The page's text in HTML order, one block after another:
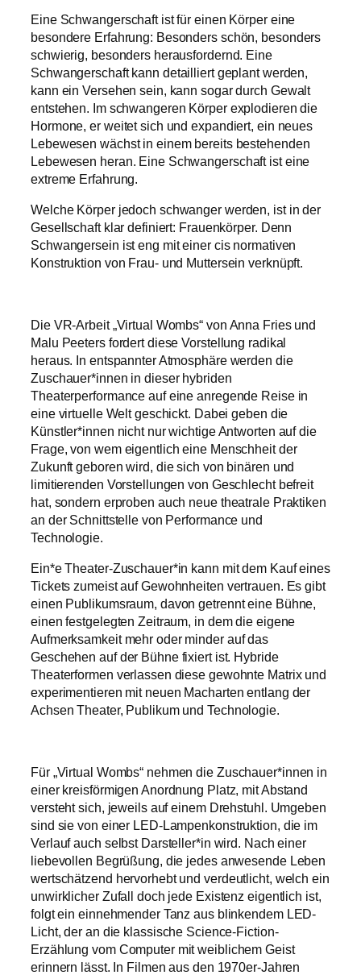
Eine Schwangerschaft ist für einen Körper eine
besondere Erfahrung: Besonders schön, besonders
schwierig, besonders herausfordernd. Eine
Schwangerschaft kann detailliert geplant werden,
kann ein Versehen sein, kann sogar durch Gewalt
entstehen. Im schwangeren Körper explodieren die
Hormone, er weitet sich und expandiert, ein neues
Lebewesen wächst in einem bereits bestehenden
Lebewesen heran. Eine Schwangerschaft ist eine
extreme Erfahrung.
Welche Körper jedoch schwanger werden, ist in der
Gesellschaft klar definiert: Frauenkörper. Denn
Schwangersein ist eng mit einer cis normativen
Konstruktion von Frau- und Muttersein verknüpft.
Die VR-Arbeit „Virtual Wombs“ von Anna Fries und
Malu Peeters fordert diese Vorstellung radikal
heraus. In entspannter Atmosphäre werden die
Zuschauer*innen in dieser hybriden
Theaterperformance auf eine anregende Reise in
eine virtuelle Welt geschickt. Dabei geben die
Künstler*innen nicht nur wichtige Antworten auf die
Frage, von wem eigentlich eine Menschheit der
Zukunft geboren wird, die sich von binären und
limitierenden Vorstellungen von Geschlecht befreit
hat, sondern erproben auch neue theatrale Praktiken
an der Schnittstelle von Performance und
Technologie.
Ein*e Theater-Zuschauer*in kann mit dem Kauf eines
Tickets zumeist auf Gewohnheiten vertrauen. Es gibt
einen Publikumsraum, davon getrennt eine Bühne,
einen festgelegten Zeitraum, in dem die eigene
Aufmerksamkeit mehr oder minder auf das
Geschehen auf der Bühne fixiert ist. Hybride
Theaterformen verlassen diese gewohnte Matrix und
experimentieren mit neuen Macharten entlang der
Achsen Theater, Publikum und Technologie.
Für „Virtual Wombs“ nehmen die Zuschauer*innen in
einer kreisförmigen Anordnung Platz, mit Abstand
versteht sich, jeweils auf einem Drehstuhl. Umgeben
sind sie von einer LED-Lampenkonstruktion, die im
Verlauf auch selbst Darsteller*in wird. Nach einer
liebevollen Begrüßung, die jedes anwesende Leben
wertschätzend hervorhebt und verdeutlicht, welch ein
unwirklicher Zufall doch jede Existenz eigentlich ist,
folgt ein einnehmender Tanz aus blinkendem LED-
Licht, der an die klassische Science-Fiction-
Erzählung vom Computer mit weiblichem Geist
erinnern lässt. In Filmen aus den 1970er-Jahren